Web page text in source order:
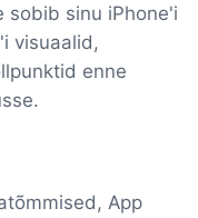
sobib sinu iPhone'i
visuaalid,
enne
App